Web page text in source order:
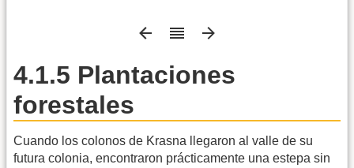
4.1.5 Plantaciones
forestales
Cuando los colonos de Krasna llegaron al valle de su
futura colonia, encontraron prácticamente una estepa sin